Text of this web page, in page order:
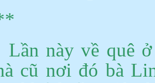
Lần này về quê
cũ nơi đó bà